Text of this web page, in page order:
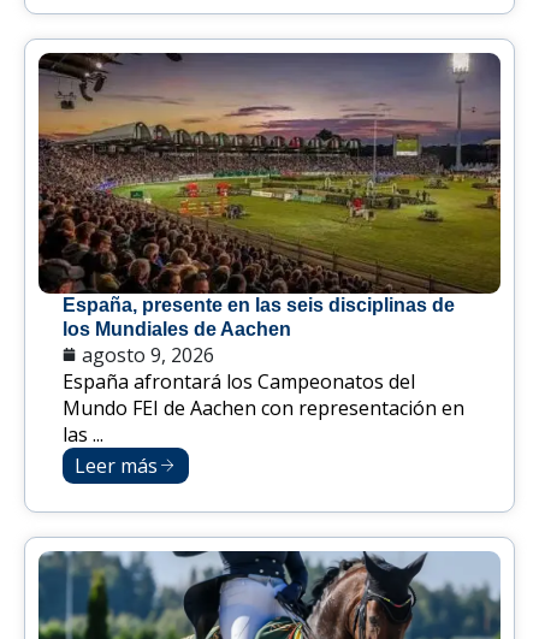
España, presente en las seis disciplinas de
los Mundiales de Aachen
agosto 9, 2026
España afrontará los Campeonatos del
Mundo FEI de Aachen con representación en
las ...
Leer más